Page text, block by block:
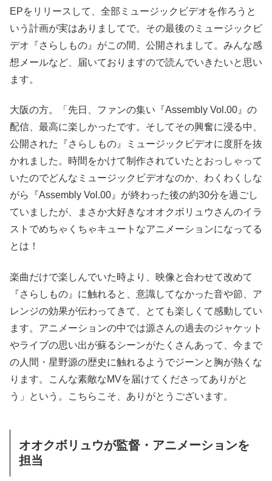
EPをリリースして、全部ミュージックビデオを作ろうと
いう計画が実はありましてで。その最後のミュージックビ
デオ『さらしもの』がこの間、公開されまして。みんな感
想メールなど、届いておりますので読んでいきたいと思い
ます。
大阪の方。「先日、ファンの集い『Assembly Vol.00』の
配信、最高に楽しかったです。そしてその興奮に浸る中、
公開された『さらしもの』ミュージックビデオに度肝を抜
かれました。時間をかけて制作されていたとおっしゃって
いたのでどんなミュージックビデオなのか、わくわくしな
がら『Assembly Vol.00』が終わった後の約30分を過ごし
ていましたが、まさか大好きなオオクボリュウさんのイラ
ストでめちゃくちゃキュートなアニメーションになってる
とは！
楽曲だけで楽しんでいた時より、映像と合わせて改めて
『さらしもの』に触れると、意識してなかった音や節、ア
レンジの効果が伝わってきて、とても楽しくて感動してい
ます。アニメーションの中では源さんの過去のジャケット
やライブの思い出が蘇るシーンがたくさんあって、今まで
の人間・星野源の歴史に触れるようでジーンと胸が熱くな
ります。こんな素敵なMVを届けてくださってありがと
う」という。こちらこそ、ありがとうございます。
オオクボリュウが監督・アニメーションを
担当